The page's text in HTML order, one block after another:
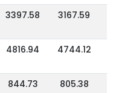
3397.58 3167.59
4816.94 4744.12
844.73
805.38